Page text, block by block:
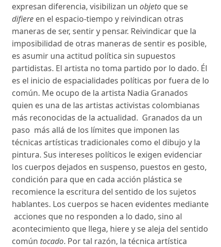
expresan diferencia, visibilizan un objeto que se
difiere en el espacio-tiempo y reivindican otras
maneras de ser, sentir y pensar. Reivindicar que la
imposibilidad de otras maneras de sentir es posible,
es asumir una actitud política sin supuestos
partidistas. El artista no toma partido por lo dado. Él
es el inicio de espacialidades políticas por fuera de lo
común. Me ocupo de la artista Nadia Granados
quien es una de las artistas activistas colombianas
más reconocidas de la actualidad. Granados da un
paso más allá de los límites que imponen las
técnicas artísticas tradicionales como el dibujo y la
pintura. Sus intereses políticos le exigen evidenciar
los cuerpos dejados en suspenso, puestos en gesto,
condición para que en cada acción plástica se
recomience la escritura del sentido de los sujetos
hablantes. Los cuerpos se hacen evidentes mediante
acciones que no responden a lo dado, sino al
acontecimiento que llega, hiere y se aleja del sentido
común tocado. Por tal razón, la técnica artística